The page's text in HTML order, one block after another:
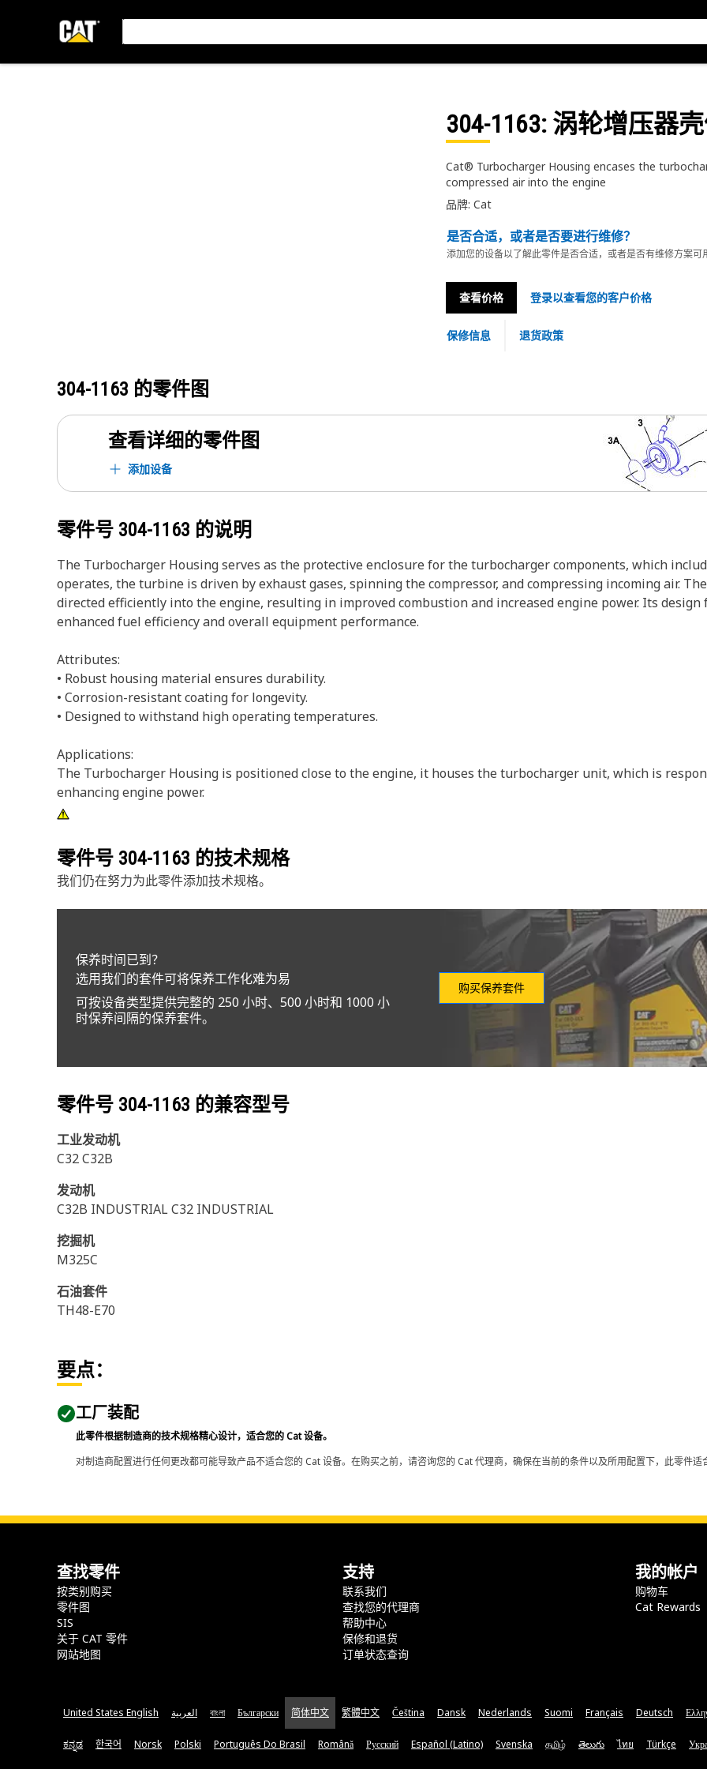
304-1163: 涡轮增压器
Cat® Turbocharger Housing encases the
compressed air into the engine
品牌: Cat
是否合适，或者是否要进行维修？
添加您的设备以了解此零件是否合适，或者是否有维修方案可
查看价格 登录以查看您的客户价格
保修信息 退货政策
304-1163 的零件图
查看详细的零件图
添加设备
零件号 304-1163 的说明
The Turbocharger Housing serves as the protective enclosure for the turbocharger components, which
operates, the turbine is driven by exhaust gases, spinning the compressor, and compressing incoming air.
directed efficiently into the engine, resulting in improved combustion and increased engine power. Its
enhanced fuel efficiency and overall equipment performance.
Attributes:
• Robust housing material ensures durability.
• Corrosion-resistant coating for longevity.
• Designed to withstand high operating temperatures.
Applications:
The Turbocharger Housing is positioned close to the engine, it houses the turbocharger unit, which is
enhancing engine power.
零件号 304-1163 的技术规格
我们仍在努力为此零件添加技术规格。
保养时间已到？
选用我们的套件可将保养工作化难为易
可按设备类型提供完整的 250 小时、500 小时和 1000 小
时保养间隔的保养套件。
购买保养套件
零件号 304-1163 的兼容型号
工业发动机
C32 C32B
发动机
C32B INDUSTRIAL C32 INDUSTRIAL
挖掘机
M325C
石油套件
TH48-E70
要点：
工厂装配
此零件根据制造商的技术规格精心设计，适合您的 Cat 设备。
对制造商配置进行任何更改都可能导致产品不适合您的 Cat 设备。在购买之前，请咨询您的 Cat 代理商，确保在当前的条件以及所用配置下，此零件
查找零件
按类别购买
零件图
SIS
关于 CAT 零件
网站地图
支持
联系我们
查找您的代理商
帮助中心
保修和退货
订单状态查询
我的帐户
购物车
Cat Rewards
United States English العربية বাংলা Български 简体中文 繁體中文 Čeština Dansk Nederlands Suomi Français Deutsch
ಕನ್ನಡ 한국어 Norsk Polski Português Do Brasil Română Русский Español (Latino) Svenska தமிழ் తెలుగు ไทย Türkçe